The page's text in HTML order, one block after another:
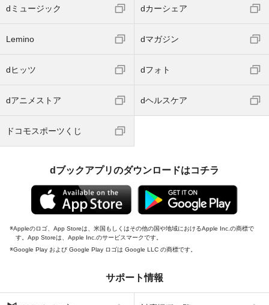
dミュージック dカーシェア
Lemino dマガジン
dヒッツ dフォト
dアニメストア dヘルスケア
ドコモスポーツくじ
dブックアプリのダウンロードはコチラ
Appleのロゴ、App Storeは、米国もしくはその他の国や地域におけるApple Inc.の商標で
す。App Storeは、Apple Inc.のサービスマークです。
Google Play および Google Play ロゴは Google LLC の商標です。
サポート情報